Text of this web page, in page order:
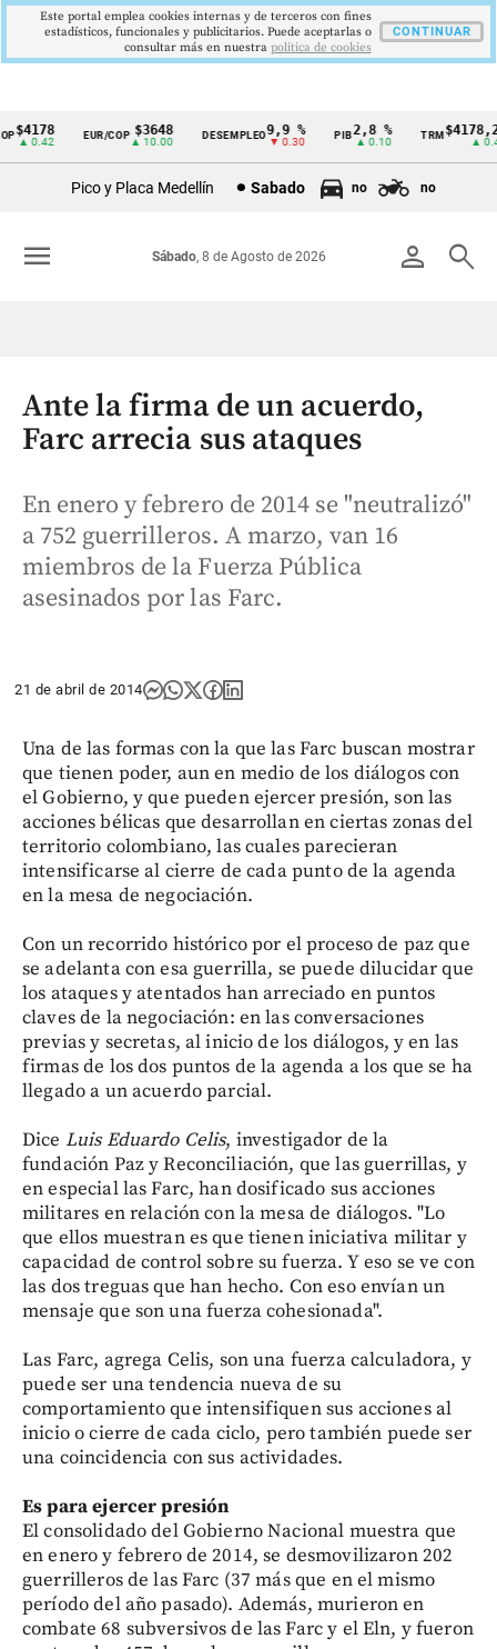
Cintillo
Colombia
$4178
▲ 0.42
EUR/COP $3648
▲ 10.00
DESEMPLEO 9,9 %
▼ 0.30
PIB2,8 %
▲ 0.10
TRM$4178,23
▲ 0.42
Pico y Placa Medellín Sabado no no
person search
Sábado, 8 de Agosto de 2026
menu
Ante la firma de un acuerdo,
Farc arrecia sus ataques
En enero y febrero de 2014 se "neutralizó"
a 752 guerrilleros. A marzo, van 16
miembros de la Fuerza Pública
asesinados por las Farc.
21 de abril de 2014
Una de las formas con la que las Farc buscan mostrar
que tienen poder, aun en medio de los diálogos con
el Gobierno, y que pueden ejercer presión, son las
acciones bélicas que desarrollan en ciertas zonas del
territorio colombiano, las cuales parecieran
intensificarse al cierre de cada punto de la agenda
en la mesa de negociación.
Con un recorrido histórico por el proceso de paz que
se adelanta con esa guerrilla, se puede dilucidar que
los ataques y atentados han arreciado en puntos
claves de la negociación: en las conversaciones
previas y secretas, al inicio de los diálogos, y en las
firmas de los dos puntos de la agenda a los que se ha
llegado a un acuerdo parcial.
Dice Luis Eduardo Celis, investigador de la
fundación Paz y Reconciliación, que las guerrillas, y
en especial las Farc, han dosificado sus acciones
militares en relación con la mesa de diálogos. "Lo
que ellos muestran es que tienen iniciativa militar y
capacidad de control sobre su fuerza. Y eso se ve con
las dos treguas que han hecho. Con eso envían un
mensaje que son una fuerza cohesionada".
Las Farc, agrega Celis, son una fuerza calculadora, y
puede ser una tendencia nueva de su
comportamiento que intensifiquen sus acciones al
inicio o cierre de cada ciclo, pero también puede ser
una coincidencia con sus actividades.
Es para ejercer presión
El consolidado del Gobierno Nacional muestra que
en enero y febrero de 2014, se desmovilizaron 202
guerrilleros de las Farc (37 más que en el mismo
período del año pasado). Además, murieron en
combate 68 subversivos de las Farc y el Eln, y fueron
Este portal emplea cookies internas y de terceros con fines
estadísticos, funcionales y publicitarios. Puede aceptarlas o
consultar más en nuestra politica de cookies
CONTINUAR